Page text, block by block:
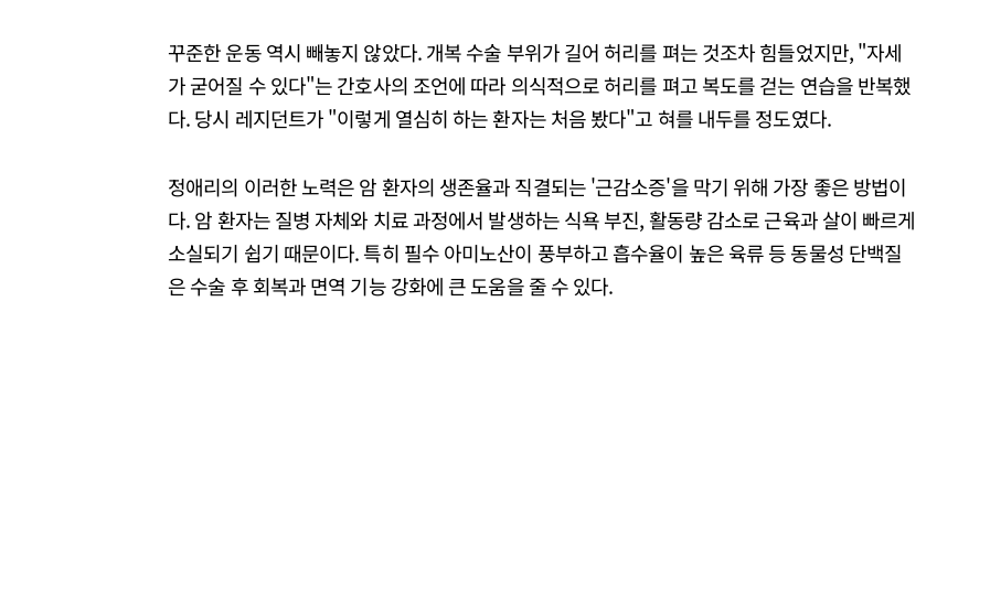
꾸준한 운동 역시 빼놓지 않았다. 개복 수술 부위가 길어 허리를 펴는 것조차 힘들었지만, "자세
가 굳어질 수 있다"는 간호사의 조언에 따라 의식적으로 허리를 펴고 복도를 걷는 연습을 반복했
다. 당시 레지던트가 "이렇게 열심히 하는 환자는 처음 봤다"고 혀를 내두를 정도였다.
정애리의 이러한 노력은 암 환자의 생존율과 직결되는 '근감소증'을 막기 위해 가장 좋은 방법이
다. 암 환자는 질병 자체와 치료 과정에서 발생하는 식욕 부진, 활동량 감소로 근육과 살이 빠르게
소실되기 쉽기 때문이다. 특히 필수 아미노산이 풍부하고 흡수율이 높은 육류 등 동물성 단백질
은 수술 후 회복과 면역 기능 강화에 큰 도움을 줄 수 있다.